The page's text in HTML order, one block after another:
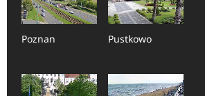
Poznan Pustkowo